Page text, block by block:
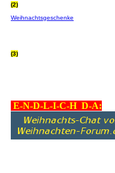
(2)
Weihnachtsgeschenke
(3)
E-N-D-L-I-C-H D-A: